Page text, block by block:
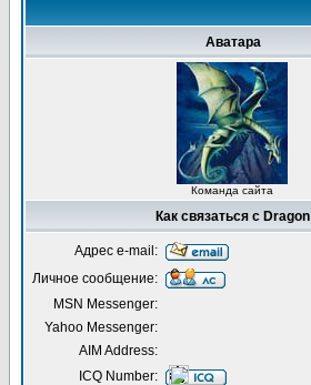
Аватара
Команда сайта
Как связаться с Dragon
Адрес e-mail:
Личное сообщение:
MSN Messenger:
Yahoo Messenger:
AIM Address:
ICQ Number: